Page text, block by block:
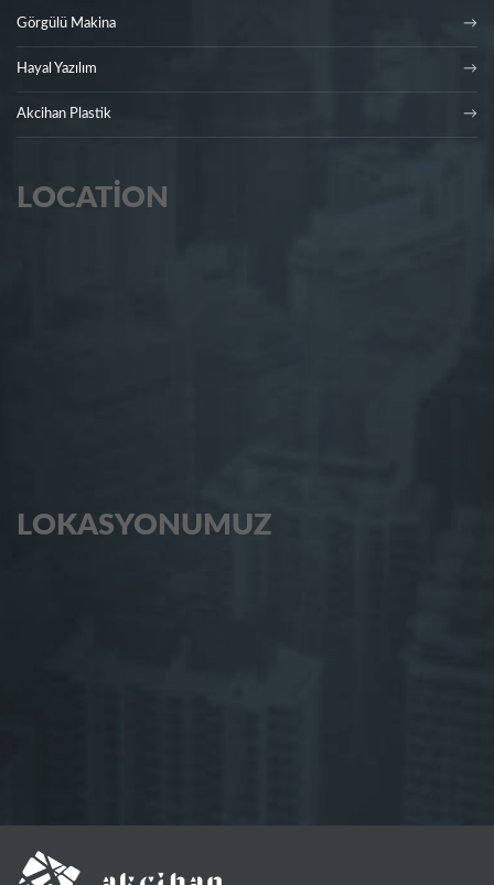
Görgülü Makina
Hayal Yazılım
Akcihan Plastik
LOCATION
LOKASYONUMUZ